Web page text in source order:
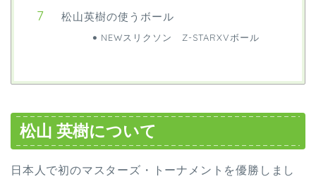
松山英樹の使うボール
NEWスリクソン Z-STARXVボール
松山 英樹について
日本人で初のマスターズ・トーナメントを優勝しまし